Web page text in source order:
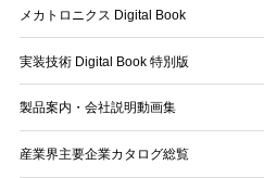
メカトロニクス Digital Book
実装技術 Digital Book 特別版
製品案内・会社説明動画集
産業界主要企業カタログ総覧